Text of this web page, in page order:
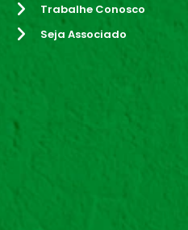
Trabalhe Conosco
Seja Associado